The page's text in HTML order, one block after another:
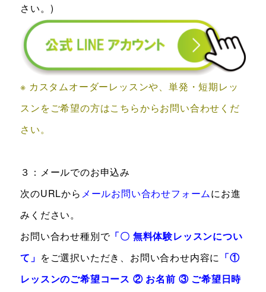
さい。)
※ カスタムオーダーレッスンや、単発・短期レッ
スンをご希望の方はこちらからお問い合わせくだ
さい。
３：メールでのお申込み
次のURLから メールお問い合わせフォームにお進
みください。
お問い合わせ種別で「〇 無料体験レッスンについ
て 」 をご選択いただき、お問い合わせ内容に 「①
レッスンのご希望コース ② お名前 ③ ご希望日時